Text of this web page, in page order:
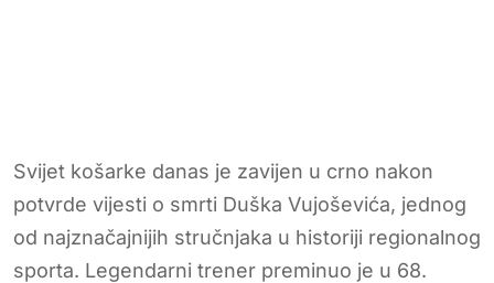
Svijet košarke danas je zavijen u crno nakon
potvrde vijesti o smrti Duška Vujoševića, jednog
od najznačajnijih stručnjaka u historiji regionalnog
sporta. Legendarni trener preminuo je u 68.